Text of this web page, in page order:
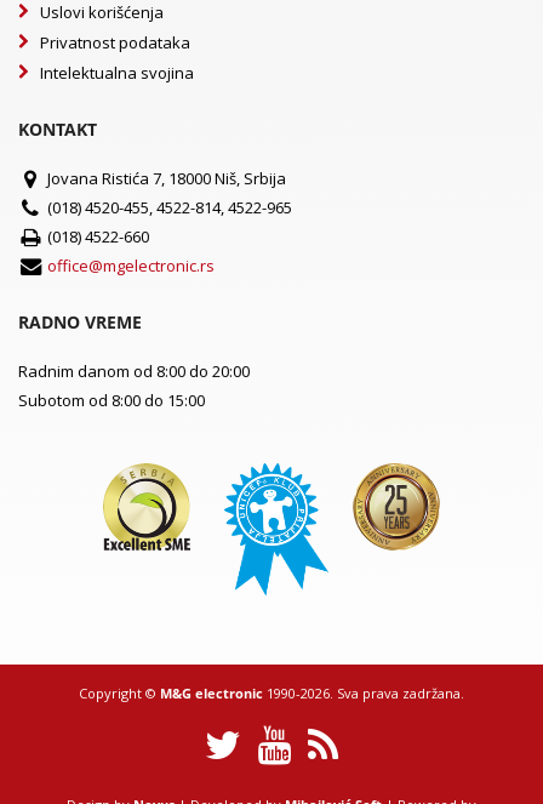
Uslovi korišćenja
Privatnost podataka
Intelektualna svojina
KONTAKT
Jovana Ristića 7, 18000 Niš, Srbija
(018) 4520-455, 4522-814, 4522-965
(018) 4522-660
office@mgelectronic.rs
RADNO VREME
Radnim danom od 8:00 do 20:00
Subotom od 8:00 do 15:00
Copyright © M&G electronic 1990-2026. Sva prava zadržana.